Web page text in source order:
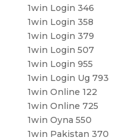
1win Login 346
1win Login 358
1win Login 379
1win Login 507
1win Login 955
1win Login Ug 793
1win Online 122
1win Online 725
1win Oyna 550
1win Pakistan 370